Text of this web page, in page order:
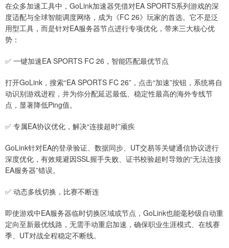
在众多加速工具中，GoLink加速器凭借对EA SPORTS系列游戏的深
度适配与全球智能调度网络，成为《FC 26》玩家的首选。它不是泛
用型工具，而是针对EA服务器节点进行专项优化，带来三大核心优
势：
✅ 一键加速EA SPORTS FC 26，智能匹配最优节点
打开GoLink，搜索“EA SPORTS FC 26”，点击“加速”按钮，系统将自
动识别游戏进程，并为你分配延迟最低、稳定性最高的海外专线节
点，显著降低Ping值。
✅ 专属EA协议优化，解决“连接超时”顽疾
GoLink针对EA的登录验证、数据同步、UT交易等关键通信协议进行
深度优化，有效规避因SSL握手失败、证书校验超时导致的“无法连接
EA服务器”错误。
✅ 动态多线切换，比赛不断连
即使游戏中EA服务器临时切换区域或节点，GoLink也能毫秒级自动重
定向至新最优线路，无需手动重启加速，确保职业生涯模式、在线赛
季、UT对战全程稳定不断线。